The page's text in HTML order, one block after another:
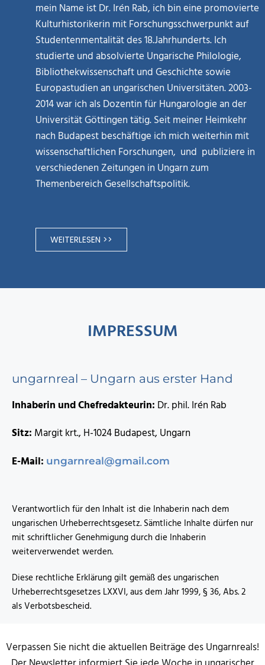
mein Name ist Dr. Irén Rab, ich bin eine promovierte
Kulturhistorikerin mit Forschungsschwerpunkt auf
Studentenmentalität des 18.Jahrhunderts. Ich
studierte und absolvierte Ungarische Philologie,
Bibliothekwissenschaft und Geschichte sowie
Europastudien an ungarischen Universitäten. 2003-
2014 war ich als Dozentin für Hungarologie an der
Universität Göttingen tätig. Seit meiner Heimkehr
nach Budapest beschäftige ich mich weiterhin mit
wissenschaftlichen Forschungen, und publiziere in
verschiedenen Zeitungen in Ungarn zum
Themenbereich Gesellschaftspolitik.
WEITERLESEN >>
IMPRESSUM
ungarnreal – Ungarn aus erster Hand
Inhaberin und Chefredakteurin: Dr. phil. Irén Rab
Sitz: Margit krt., H-1024 Budapest, Ungarn
E-Mail: ungarnreal@gmail.com
Verantwortlich für den Inhalt ist die Inhaberin nach dem
ungarischen Urheberrechtsgesetz. Sämtliche Inhalte dürfen nur
mit schriftlicher Genehmigung durch die Inhaberin
weiterverwendet werden.
Diese rechtliche Erklärung gilt gemäß des ungarischen
Urheberrechtsgesetzes LXXVI, aus dem Jahr 1999, § 36, Abs. 2
als Verbotsbescheid.
Verpassen Sie nicht die aktuellen Beiträge des Ungarnreals!